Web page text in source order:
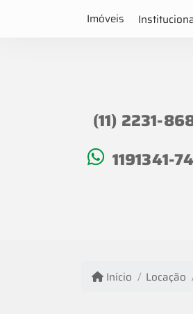
Imóveis
(11) 2231-
1191341-
Início Locação